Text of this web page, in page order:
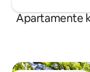
Apartamente